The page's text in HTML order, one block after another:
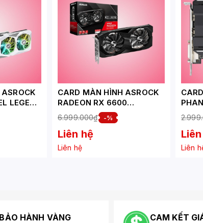
LEGEND
CARD MÀN HÌNH ASROCK
RADEON RX 6600
CHALLENGER D 8GB
6.999.000₫ -%
Liên hệ
Liên hệ
4G
Liên
BẢO HÀNH VÀNG CAM KẾT